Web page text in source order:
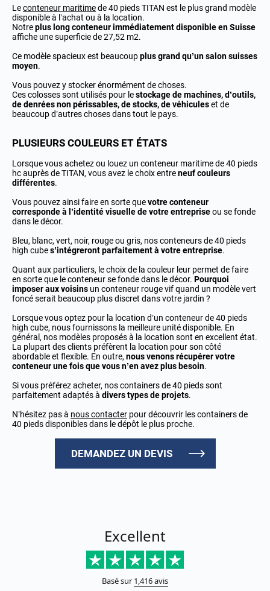
Leconteneur maritimede 40 pieds TITAN est le plus grand modèle
disponible à l’achat ou à la location.
Notreplus long conteneur immédiatement disponible en Suisse
affiche une superficie de 27,52 m2.
Ce modèle spacieux est beaucoupplus grand qu’un salon suisses
moyen.
Vous pouvez y stocker énormément de choses.
Ces colosses sont utilisés pour lestockage de machines, d’outils,
de denrées non périssables, de stocks, de véhiculeset de
beaucoup d’autres choses dans tout le pays.
PLUSIEURS COULEURS ET ÉTATS
Lorsque vous achetez ou louez un conteneur maritime de 40 pieds
hc auprès de TITAN, vous avez le choix entreneuf couleurs
différentes.
Vous pouvez ainsi faire en sorte quevotre conteneur
corresponde à l’identité visuelle de votre entrepriseou se fonde
dans le décor.
Bleu, blanc, vert, noir, rouge ou gris, nos conteneurs de 40 pieds
high cubes’intégreront parfaitement à votre entreprise.
Quant aux particuliers, le choix de la couleur leur permet de faire
en sorte que le conteneur se fonde dans le décor. Pourquoi
imposer aux voisins un conteneur rouge vif quand un modèle vert
foncé serait beaucoup plus discret dans votre jardin ?
Lorsque vous optez pour la location d’un conteneur de 40 pieds
high cube, nous fournissons la meilleure unité disponible. En
général, nos modèles proposés à la location sont en excellent état.
La plupart des clients préfèrent la location pour son côté
abordable et flexible. En outre, nous venons récupérer votre
conteneur une fois que vous n’en avez plus besoin.
Si vous préférez acheter, nos containers de 40 pieds sont
parfaitement adaptés à divers types de projets.
N’hésitez pas à nous contacter pour découvrir les containers de
40 pieds disponibles dans le dépôt le plus proche.
DEMANDEZ UN DEVIS